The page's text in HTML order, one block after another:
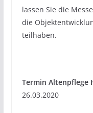
lassen Sie die
die
teilhaben.
Termin Altenpflege
26.03.2020